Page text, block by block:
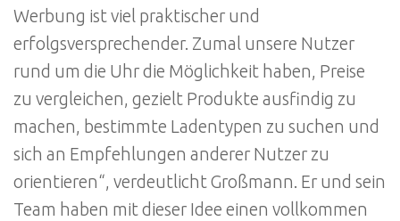
Werbung ist viel praktischer und
erfolgsversprechender. Zumal unsere Nutzer
rund um die Uhr die Möglichkeit haben, Preise
zu vergleichen, gezielt Produkte ausfindig zu
machen, bestimmte Ladentypen zu suchen und
sich an Empfehlungen anderer Nutzer zu
orientieren“, verdeutlicht Großmann. Er und sein
Team haben mit dieser Idee einen vollkommen